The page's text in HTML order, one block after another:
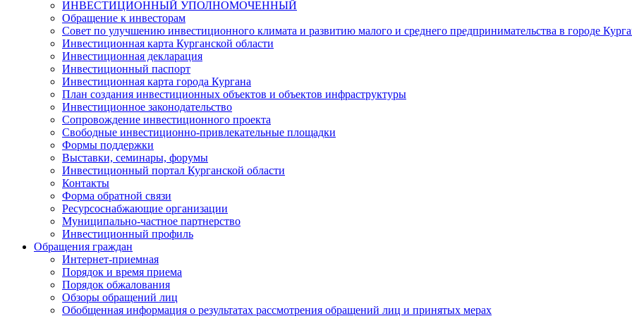
ИНВЕСТИЦИОННЫЙ УПОЛНОМОЧЕННЫЙ
Обращение к инвесторам
Совет по улучшению инвестиционного климата и развитию малого и среднего предпринимательства в городе
Инвестиционная карта Курганской области
Инвестиционная декларация
Инвестиционный паспорт
Инвестиционная карта города Кургана
План создания инвестиционных объектов и объектов инфраструктуры
Инвестиционное законодательство
Сопровождение инвестиционного проекта
Свободные инвестиционно-привлекательные площадки
Формы поддержки
Выставки, семинары, форумы
Инвестиционный портал Курганской области
Контакты
Форма обратной связи
Ресурсоснабжающие организации
Муниципально-частное партнерство
Инвестиционный профиль
Обращения граждан
Интернет-приемная
Порядок и время приема
Порядок обжалования
Обзоры обращений лиц
Обобщенная информация о результатах рассмотрения обращений лиц и принятых мерах